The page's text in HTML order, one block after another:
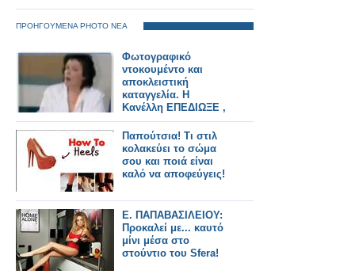
ΠΡΟΗΓΟΥΜΕΝΑ PHOTO ΝΕΑ
Φωτογραφικό
ντοκουμέντο και
αποκλειστική
καταγγελία. Η
Κανέλλη ΕΠΕΔΙΩΞΕ ,
ΠΡΟΒΛΕΨΕ και
ΔΗΜΙΟΥΡΓΗΣΕ την
αντίδραση του
Κασιδιάρη
Παπούτσια! Τι στιλ
κολακεύει το σώμα
σου και ποιά είναι
καλό να αποφεύγεις!
Ε. ΠΑΠΑΒΑΣΙΛΕΙΟΥ:
Προκαλεί με... καυτό
μίνι μέσα στο
στούντιο του Sfera!